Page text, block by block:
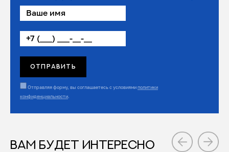
Отправляя форму, вы соглашаетесь с условиямиполитики
конфиденциальности.
ВАМ БУДЕТ ИНТЕРЕСНО